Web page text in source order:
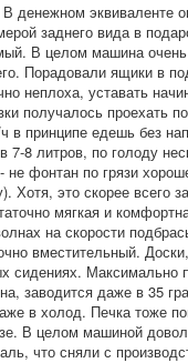
В денежном
заднего вида в
В целом машина
Порадовали ящики в
неплоха, уставать
получалось проехать
в принципе едешь без
7-8 литров, по голоду
фонтан по грязи
Хотя, это скорее всего
мягкая и
на скорости
вместительный.
сидениях. Максимально
заводится даже в 35
в холод. Печка тоже
В целом машиной
что сняли с